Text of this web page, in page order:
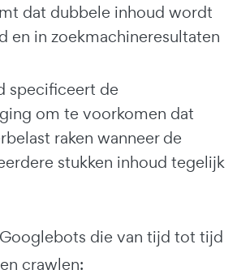
dat dubbele inhoud wordt
en in zoekmachineresultaten
specificeert de
om te voorkomen dat
raken wanneer de
stukken inhoud tegelijk
die van tijd tot tijd
crawlen: